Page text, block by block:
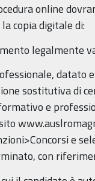
online
copia digitale di:
legalmente
datato
sostitutiva di
e
e
con